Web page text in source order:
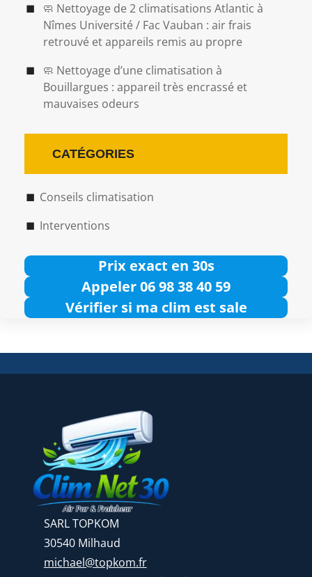
🧼 Nettoyage de 2 climatisations Atlantic à
Nîmes Université / Fac Vauban : air frais
retrouvé et appareils remis au propre
🧼 Nettoyage d’une climatisation à
Bouillargues : appareil très encrassé et
mauvaises odeurs
CATÉGORIES
Conseils climatisation
Interventions
Prix exact en 30s
Appeler 06 98 38 40 59
Vérifier si ma clim est sale
SARL TOPKOM
30540 Milhaud
michael@topkom.fr